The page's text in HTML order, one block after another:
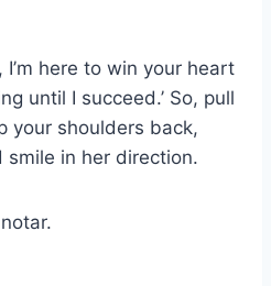
I’m here to win your heart
until I succeed.’ So, pull
your shoulders back,
in her direction.